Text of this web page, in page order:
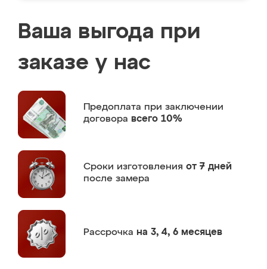
Ваша выгода при
заказе у нас
Предоплата при заключении
договора всего 10%
Сроки изготовления от 7 дней
после замера
Рассрочка на 3, 4, 6 месяцев